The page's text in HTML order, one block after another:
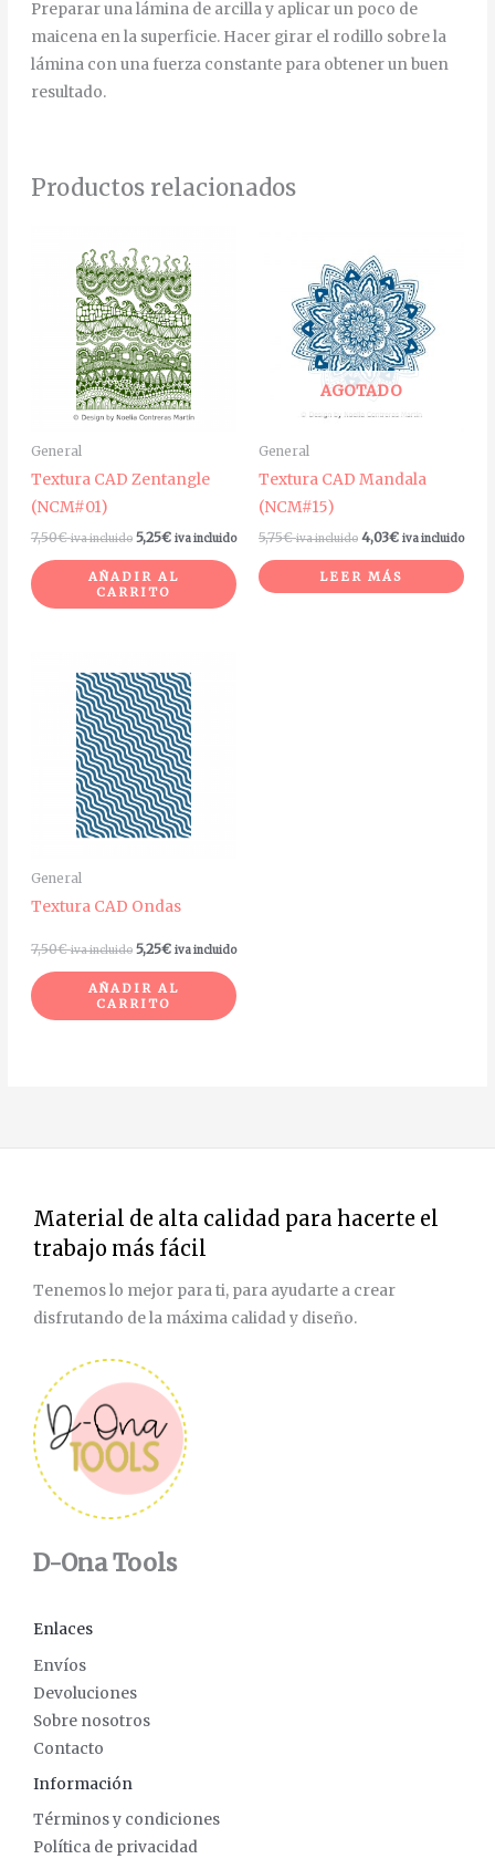
Preparar una lámina de arcilla y aplicar un poco de
maicena en la superficie. Hacer girar el rodillo sobre la
lámina con una fuerza constante para obtener un buen
resultado.
Productos relacionados
General
Textura CAD Zentangle
(NCM#01)
7,50€ iva incluido 5,25€ iva incluido
AÑADIR AL
CARRITO
AGOTADO
General
Textura CAD Mandala
(NCM#15)
5,75€ iva incluido 4,03€ iva incluido
LEER MÁS
General
Textura CAD Ondas
7,50€ iva incluido 5,25€ iva incluido
AÑADIR AL
CARRITO
Material de alta calidad para hacerte el
trabajo más fácil
Tenemos lo mejor para ti, para ayudarte a crear
disfrutando de la máxima calidad y diseño.
D-Ona Tools
Enlaces
Envíos
Devoluciones
Sobre nosotros
Contacto
Información
Términos y condiciones
Política de privacidad